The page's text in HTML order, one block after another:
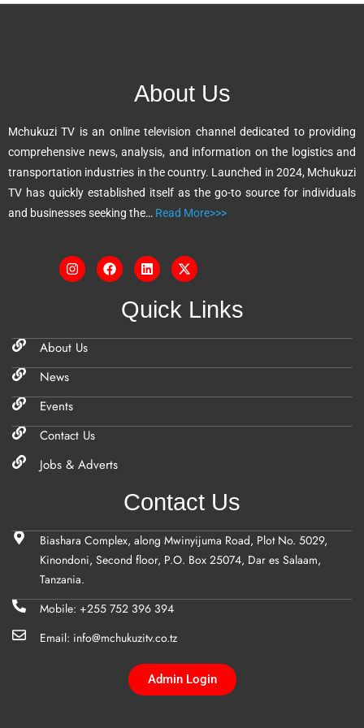
i
v
e
:
About Us
Mchukuzi TV is an online television channel dedicated to providing
comprehensive news, analysis, and information on the logistics and
transportation industries in the country. Launched in 2024, Mchukuzi
TV has quickly established itself as the go-to source for individuals
and businesses seeking the… Read More>>>
Quick Links
About Us
News
Events
Contact Us
Jobs & Adverts
Contact Us
Biashara Complex, along Mwinyijuma Road, Plot No. 5029,
Kinondoni, Second floor, P.O. Box 25074, Dar es Salaam,
Tanzania.
Mobile: +255 752 396 394
Email: info@mchukuzitv.co.tz
Admin Login